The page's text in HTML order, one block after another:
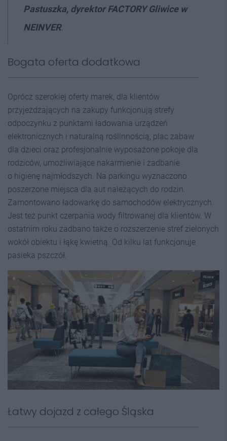
Pastuszka, dyrektor FACTORY Gliwice w
NEINVER.
Bogata oferta dodatkowa
Oprócz szerokiej oferty marek, dla klientów
przyjeżdżających na zakupy funkcjonują strefy
odpoczynku z punktami ładowania urządzeń
elektronicznych i naturalną roślinnością, plac zabaw
dla dzieci oraz profesjonalnie wyposażone pokoje dla
rodziców, umożliwiające nakarmienie i zadbanie
o higienę najmłodszych. Na parkingu wyznaczono
poszerzone miejsca dla aut należących do rodzin.
Zamontowano ładowarkę do samochodów elektrycznych.
Jest też punkt czerpania wody filtrowanej dla klientów. W
ostatnim roku zadbano także o rozszerzenie stref zielonych
wokół obiektu i łąkę kwietną. Od kilku lat funkcjonuje
pasieka pszczół.
Łatwy dojazd z całego Śląska